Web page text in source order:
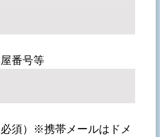
番号等
須）※携帯メールはドメ